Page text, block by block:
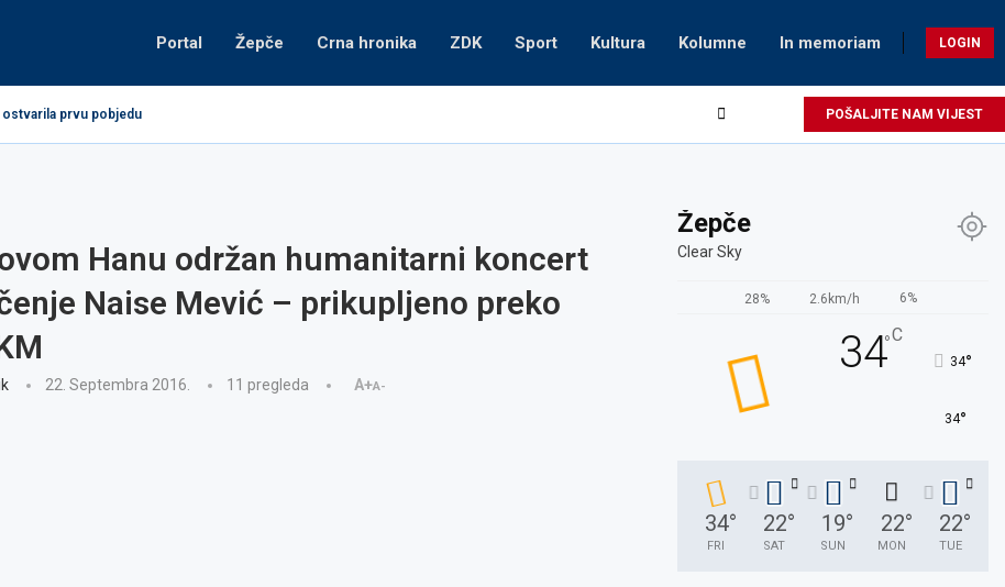
Portal Žepče Crna hronika ZDK Sport Kultura Kolumne In memoriam LOGIN
ostvarila prvu pobjedu POŠALJITE NAM VIJEST
Hanu održan humanitarni koncert
Naise Mević – prikupljeno preko
22. Septembra 2016. 11 pregleda A+A-
Žepče
Clear Sky
28% 2.6km/h 6%
34°C
34°
34°
34°
FRI
22°
SAT
19°
SUN
22°
MON
22°
TUE